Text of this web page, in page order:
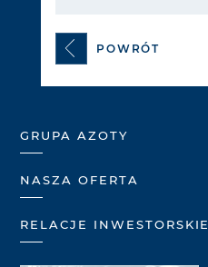
POWRÓT
GRUPA AZOTY
NASZA OFERTA
RELACJE INWESTORSKIE